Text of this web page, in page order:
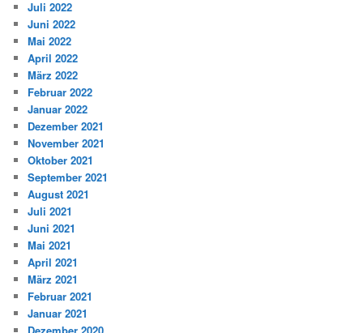
Juli 2022
Juni 2022
Mai 2022
April 2022
März 2022
Februar 2022
Januar 2022
Dezember 2021
November 2021
Oktober 2021
September 2021
August 2021
Juli 2021
Juni 2021
Mai 2021
April 2021
März 2021
Februar 2021
Januar 2021